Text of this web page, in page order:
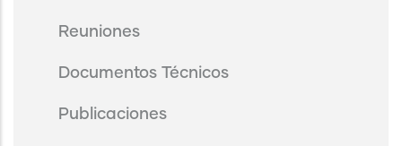
Reuniones
Documentos Técnicos
Publicaciones